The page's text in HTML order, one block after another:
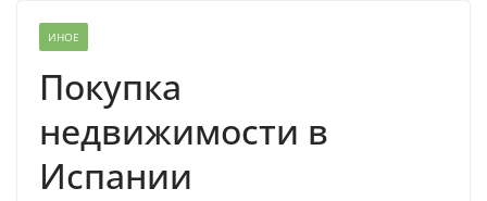
ИНОЕ
Покупка
недвижимости в
Испании